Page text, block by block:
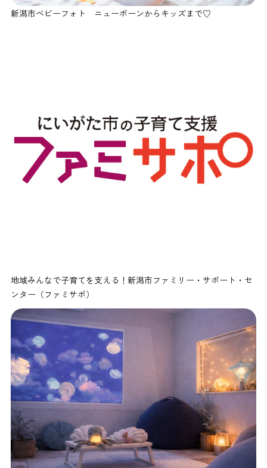
新潟市ベビーフォト ニューボーンからキッズまで♡
地域みんなで子育てを支える！新潟市ファミリー・サポート・セ
ンター（ファミサポ）